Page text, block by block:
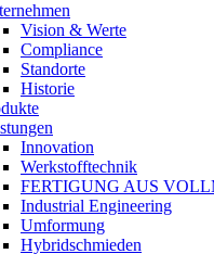
Vision & Werte
Compliance
Standorte
Historie
Innovation
Werkstofftechnik
FERTIGUNG AUS
Industrial Engineering
Umformung
Hybridschmieden